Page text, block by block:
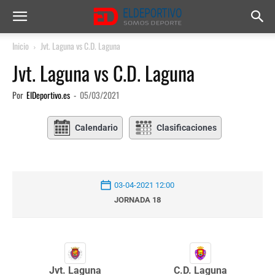
Inicio Jvt. Laguna vs C.D. Laguna
Jvt. Laguna vs C.D. Laguna
Por ElDeportivo.es - 05/03/2021
Calendario Clasificaciones
03-04-2021 12:00
JORNADA 18
Jvt. Laguna C.D. Laguna